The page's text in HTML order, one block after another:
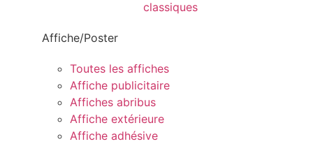
Affiche/Poster
Toutes les affiches
Affiche publicitaire
Affiches abribus
Affiche extérieure
Affiche adhésive